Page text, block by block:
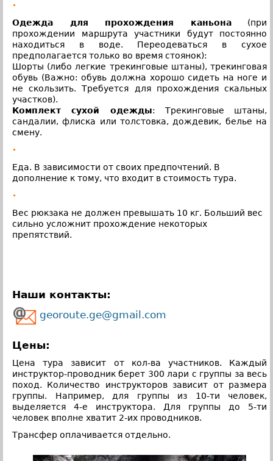
•
Одежда для прохождения каньона(при
прохождении маршрута участники будут постоянно
находиться в воде. Переодеваться в сухое
предполагается только во время стоянок):
Шорты (либо легкие трекинговые штаны), трекинговая
обувь (Важно: обувь должна хорошо сидеть на ноге и
не скользить. Требуется для прохождения скальных
участков).
Комплект сухой одежды: Трекинговые штаны,
сандалии, флиска или толстовка, дождевик, белье на
смену.
•
Еда. В зависимости от своих предпочтений. В
дополнение к тому, что входит в стоимость тура.
•
Вес рюкзака не должен превышать 10 кг. Больший вес
сильно усложнит прохождение некоторых
препятствий.
Наши контакты:
georoute.ge@gmail.com
Цены:
Цена тура зависит от кол-ва участников. Каждый
инструктор-проводник берет 300 лари с группы за весь
поход. Количество инструкторов зависит от размера
группы. Например, для группы из 10-ти человек,
выделяется 4-е инструктора. Для группы до 5-ти
человек вполне хватит 2-их проводников.
Трансфер оплачивается отдельно.